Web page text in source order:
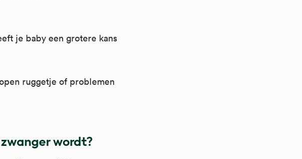
je baby een grotere kans
ruggetje of problemen
wordt?